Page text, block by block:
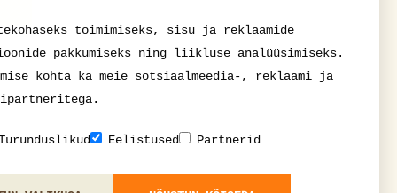
toimimiseks, sisu ja reklaamide
pakkumiseks ning liikluse analüüsimiseks.
kohta ka meie sotsiaalmeedia-, reklaami ja
Eelistused Partnerid